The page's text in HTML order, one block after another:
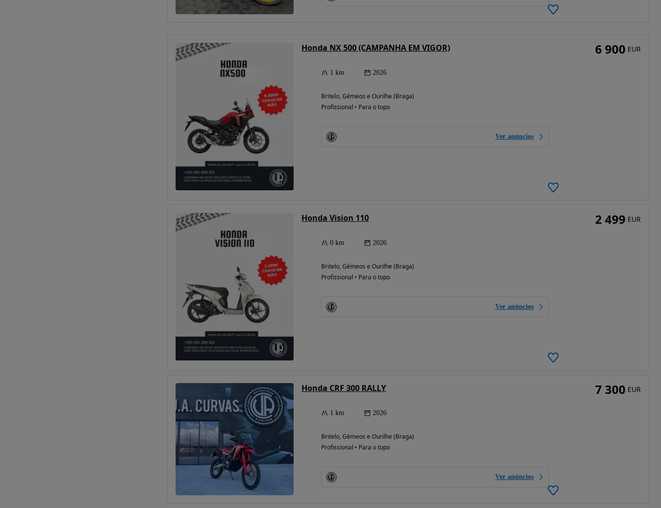
Honda NX 500 (CAMPANHA EM VIGOR)
1 km 2026
Britelo, Gémeos e Ourilhe (Braga)
Profissional • Para o topo
Ver anúncios
6 900 EUR
Honda Vision 110
0 km 2026
Britelo, Gémeos e Ourilhe (Braga)
Profissional • Para o topo
Ver anúncios
2 499 EUR
Honda CRF 300 RALLY
1 km 2026
Britelo, Gémeos e Ourilhe (Braga)
Profissional • Para o topo
Ver anúncios
7 300 EUR